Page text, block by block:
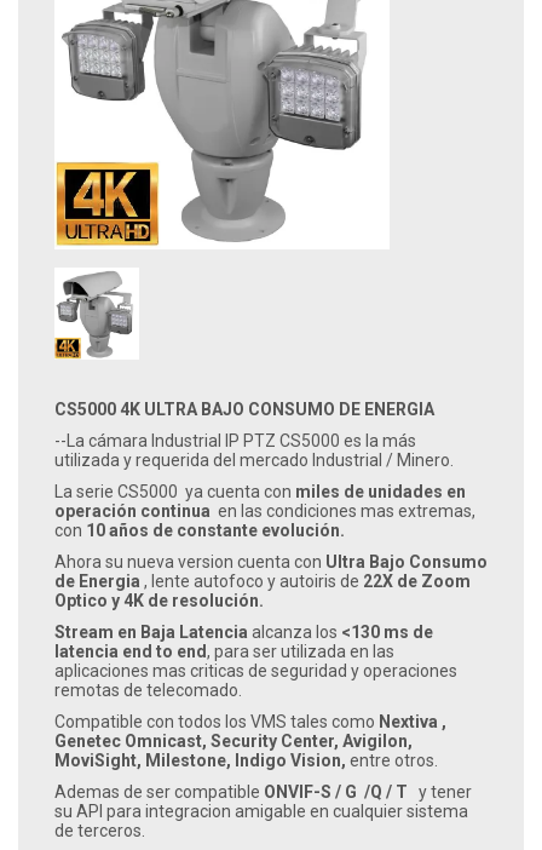
CS5000 4K ULTRA BAJO CONSUMO DE ENERGIA
--La cámara Industrial IP PTZ CS5000 es la más
utilizada y requerida del mercado Industrial / Minero.
La serie CS5000 ya cuenta con miles de unidades en
operación continua en las condiciones mas extremas,
con 10 años de constante evolución.
Ahora su nueva version cuenta con Ultra Bajo Consumo
de Energia , lente autofoco y autoiris de 22X de Zoom
Optico y 4K de resolución.
Stream en Baja Latencia alcanza los <130 ms de
latencia end to end, para ser utilizada en las
aplicaciones mas criticas de seguridad y operaciones
remotas de telecomado.
Compatible con todos los VMS tales como Nextiva ,
Genetec Omnicast, Security Center, Avigilon,
MoviSight, Milestone, Indigo Vision, entre otros.
Ademas de ser compatible ONVIF-S / G /Q / T y tener
su API para integracion amigable en cualquier sistema
de terceros.